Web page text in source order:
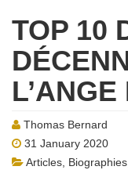
TOP 10
Thomas Bernard
31 January 2020
Articles Biographies